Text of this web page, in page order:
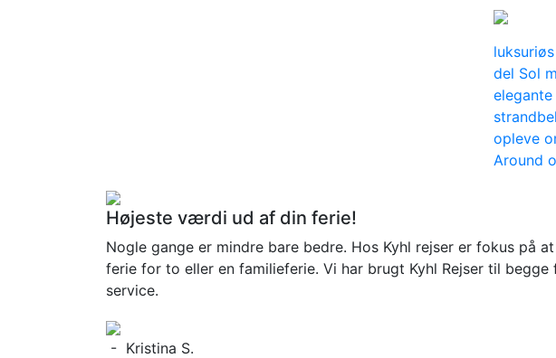
del Sol
opleve
Around
Højeste værdi ud af din ferie!
Nogle gange er mindre bare bedre. Hos Kyhl rejser er fokus på
ferie for to eller en familieferie. Vi har brugt Kyhl Rejser til
service.
- Kristina S.